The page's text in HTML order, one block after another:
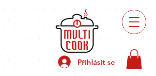
Přihlásit se